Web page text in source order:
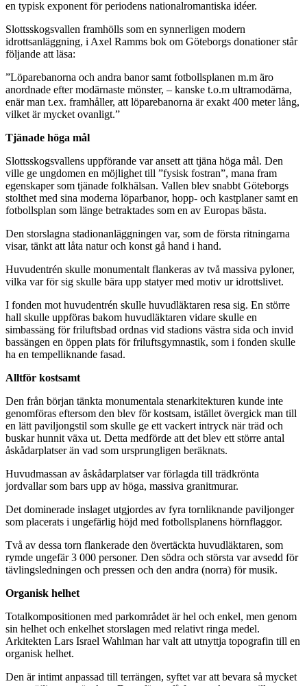
en typisk exponent för periodens nationalromantiska idéer.
Slottsskogsvallen framhölls som en synnerligen modern
idrottsanläggning, i Axel Ramms bok om Göteborgs donationer står
följande att läsa:
”Löparebanorna och andra banor samt fotbollsplanen m.m äro
anordnade efter modärnaste mönster, – kanske t.o.m ultramodärna,
enär man t.ex. framhåller, att löparebanorna är exakt 400 meter lång,
vilket är mycket ovanligt.”
Tjänade höga mål
Slottsskogsvallens uppförande var ansett att tjäna höga mål. Den
ville ge ungdomen en möjlighet till ”fysisk fostran”, mana fram
egenskaper som tjänade folkhälsan. Vallen blev snabbt Göteborgs
stolthet med sina moderna löparbanor, hopp- och kastplaner samt en
fotbollsplan som länge betraktades som en av Europas bästa.
Den storslagna stadionanläggningen var, som de första ritningarna
visar, tänkt att låta natur och konst gå hand i hand.
Huvudentrén skulle monumentalt flankeras av två massiva pyloner,
vilka var för sig skulle bära upp statyer med motiv ur idrottslivet.
I fonden mot huvudentrén skulle huvudläktaren resa sig. En större
hall skulle uppföras bakom huvudläktaren vidare skulle en
simbassäng för friluftsbad ordnas vid stadions västra sida och invid
bassängen en öppen plats för friluftsgymnastik, som i fonden skulle
ha en tempelliknande fasad.
Alltför kostsamt
Den från början tänkta monumentala stenarkitekturen kunde inte
genomföras eftersom den blev för kostsam, istället övergick man till
en lätt paviljongstil som skulle ge ett vackert intryck när träd och
buskar hunnit växa ut. Detta medförde att det blev ett större antal
åskådarplatser än vad som ursprungligen beräknats.
Huvudmassan av åskådarplatser var förlagda till trädkrönta
jordvallar som bars upp av höga, massiva granitmurar.
Det dominerade inslaget utgjordes av fyra tornliknande paviljonger
som placerats i ungefärlig höjd med fotbollsplanens hörnflaggor.
Två av dessa torn flankerade den övertäckta huvudläktaren, som
rymde ungefär 3 000 personer. Den södra och största var avsedd för
tävlingsledningen och pressen och den andra (norra) för musik.
Organisk helhet
Totalkompositionen med parkområdet är hel och enkel, men genom
sin helhet och enkelhet storslagen med relativt ringa medel.
Arkitekten Lars Israel Wahlman har valt att utnyttja topografin till en
organisk helhet.
Den är intimt anpassad till terrängen, syftet var att bevara så mycket